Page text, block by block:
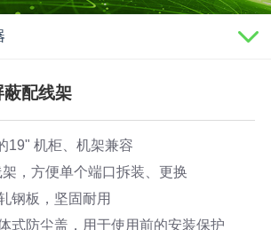
配线架
19" 机柜、机架兼容
，方便单个端口拆装、更换
钢板，坚固耐用
式防尘盖，用于使用前的安装保护